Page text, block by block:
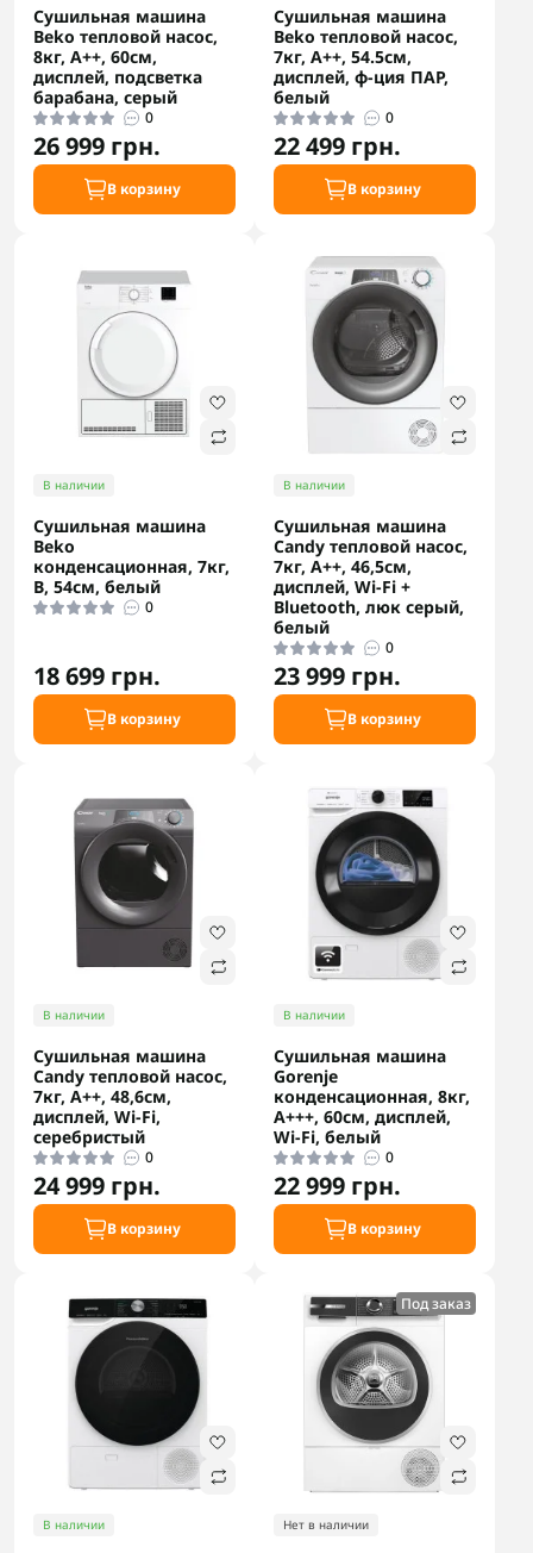
Сушильная машина
Beko тепловой насос,
8кг, A++, 60см,
дисплей, подсветка
барабана, серый
0
26 999 грн.
В корзину
Сушильная машина
Beko тепловой насос,
7кг, A++, 54.5см,
дисплей, ф-ция ПАР,
белый
0
22 499 грн.
В корзину
В наличии
Сушильная машина
Beko
конденсационная, 7кг,
B, 54см, белый
0
18 699 грн.
В корзину
В наличии
Сушильная машина
Candy тепловой насос,
7кг, A++, 46,5см,
дисплей, Wi-Fi +
Bluetooth, люк серый,
белый
0
23 999 грн.
В корзину
В наличии
Сушильная машина
Candy тепловой насос,
7кг, A++, 48,6см,
дисплей, Wi-Fi,
серебристый
0
24 999 грн.
В корзину
В наличии
Сушильная машина
Gorenje
конденсационная, 8кг,
A+++, 60см, дисплей,
Wi-Fi, белый
0
22 999 грн.
В корзину
В наличии
Под заказ
Нет в наличии